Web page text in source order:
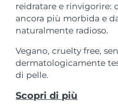
reidratare e rinvigorire:
ancora più morbida e
naturalmente radioso.
Vegano, cruelty free,
dermatologicamente
di pelle.
Scopri di più